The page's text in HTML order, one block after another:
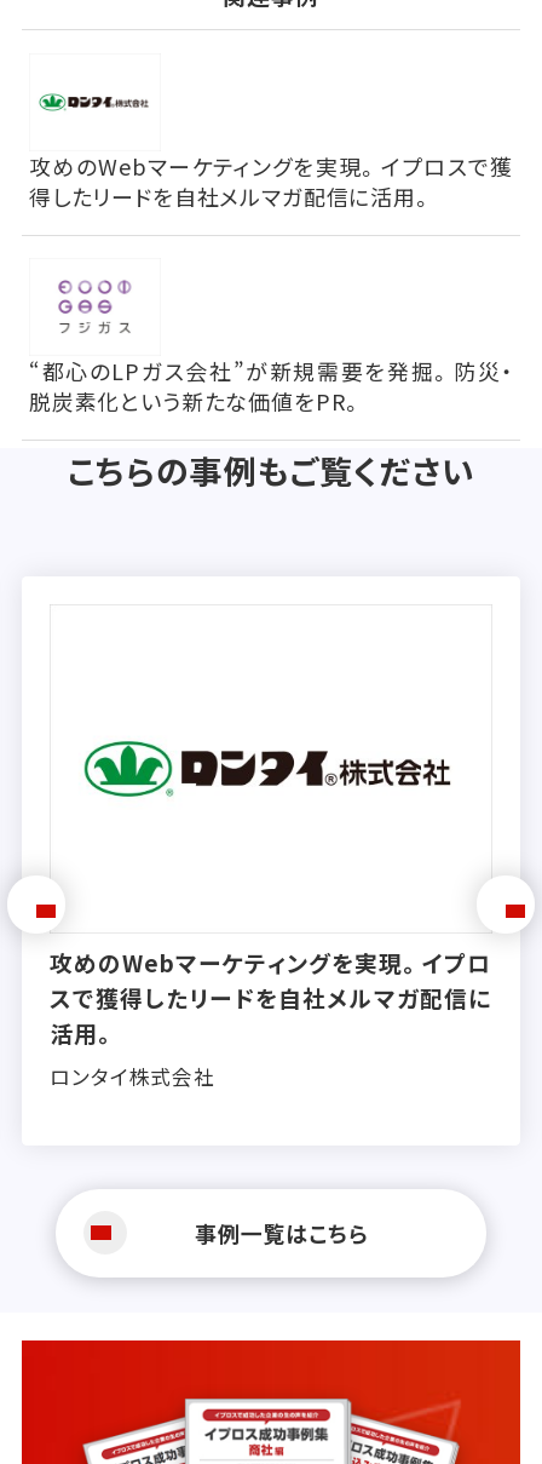
攻めのWebマーケティングを実現。イプロスで獲
得したリードを自社メルマガ配信に活用。
“都心のLPガス会社”が新規需要を発掘。防災・
脱炭素化という新たな価値をPR。
こちらの事例もご覧ください
攻めのWebマーケティングを実現。イプロ
スで獲得したリードを自社メルマガ配信に
活用。
ロンタイ株式会社
事例一覧はこちら